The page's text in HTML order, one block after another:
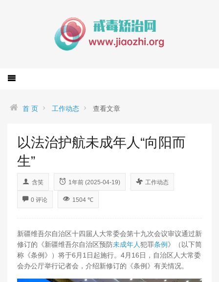
首 页 工作动态 查看文章
以法治护航未成年人“向阳而
生”
含笑 1年前 (2025-04-19) 工作动态
0 评论 1504 ℃
新疆维吾尔自治区十四届人大常委会第十九次会议审议通过新
修订的《新疆维吾尔自治区预防未成年人犯罪条例 》（以下简
称《条例》）将于6月1日起施行。4月16日，自治区人大常委
会办公厅举行记者会，介绍新修订的《条例》有关情况。